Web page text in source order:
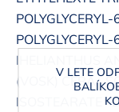
V LETE
IHELIANTHUS
(VOSK) CERA ·
ISOSTEARATE ·